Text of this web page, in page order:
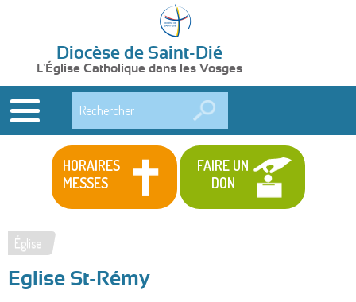
Diocèse de Saint-Dié
L'Église Catholique dans les Vosges
HORAIRES
MESSES
FAIRE UN
DON
Vous
êtes
Église
Eglise St-Rémy